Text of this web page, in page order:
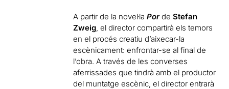
A partir de la novel·laPordeStefan
Zweig , el director compartirà els temors
en el procés creatiu d’aixecar-la
escènicament: enfrontar-se al final de
l’obra. A través de les converses
aferrissades que tindrà amb el productor
del muntatge escènic, el director entrarà